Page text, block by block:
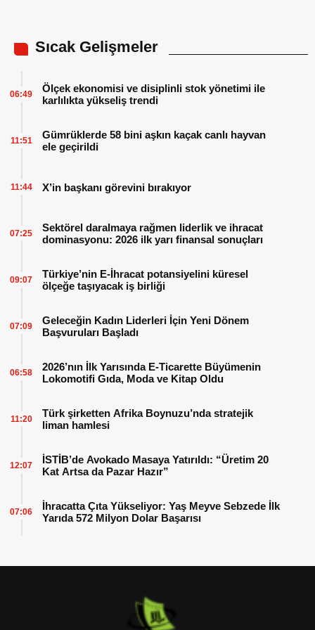
Sıcak Gelişmeler
Ölçek ekonomisi ve disiplinli stok yönetimi ile
karlılıkta yükseliş trendi
06:49
Gümrüklerde 58 bini aşkın kaçak canlı hayvan
ele geçirildi
11:51
X’in başkanı görevini bırakıyor
11:44
Sektörel daralmaya rağmen liderlik ve ihracat
dominasyonu: 2026 ilk yarı finansal sonuçları
07:25
Türkiye’nin E-İhracat potansiyelini küresel
ölçeğe taşıyacak iş birliği
09:07
Geleceğin Kadın Liderleri İçin Yeni Dönem
Başvuruları Başladı
07:09
2026’nın İlk Yarısında E-Ticarette Büyümenin
Lokomotifi Gıda, Moda ve Kitap Oldu
06:58
Türk şirketten Afrika Boynuzu’nda stratejik
liman hamlesi
11:20
İSTİB’de Avokado Masaya Yatırıldı: “Üretim 20
Kat Artsa da Pazar Hazır”
12:07
İhracatta Çıta Yükseliyor: Yaş Meyve Sebzede İlk
Yarıda 572 Milyon Dolar Başarısı
07:06